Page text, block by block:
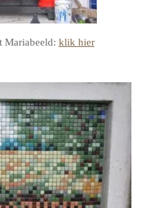
Mariabeeld: klik hier